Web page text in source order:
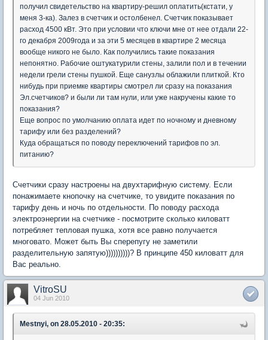
получил свидетельство на квартиру-решил оплатить(кстати, у
меня 3-ка). Залез в счетчик и остолбенел. Счетчик показывает
расход 4500 кВт. Это при условии что ключи мне от нее отдали 22-
го декабря 2009года и за эти 5 месяцев в квартире 2 месяца
вообще никого не было. Как получились такие показания
непонятно. Рабочие оштукатурили стены, залили пол и в течении
недели грели стены пушкой. Еще санузлы облажили плиткой. Кто
нибудь при приемке квартиры смотрел ли сразу на показания
Эл.счетчиков? и были ли там нули, или уже накручены какие то
показания?
Еще вопрос по умолчанию оплата идет по ночному и дневному
тарифу или без разделений?
Куда обращаться по поводу переключений тарифов по эл.
питанию?
Счетчики сразу настроены на двухтарифную систему. Если
понажимаете кнопочку на счетчике, то увидите показания по
тарифу день и ночь по отдельности. По поводу расхода
электроэнергии на счетчике - посмотрите сколько киловатт
потребляет тепловая пушка, хотя все равно получается
многовато. Может быть Вы сперепугу не заметили
разделительную запятую))))))))))? В принципе 450 киловатт для
Вас реально.
VitroSU
04 Jun 2010
Mestnyi, on 28.05.2010 - 20:35: